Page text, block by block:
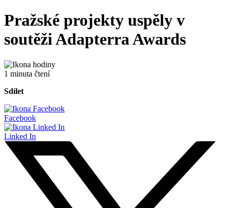
Pražské projekty uspěly v
soutěži Adapterra Awards
1 minuta čtení
Sdílet
Facebook
Linked In